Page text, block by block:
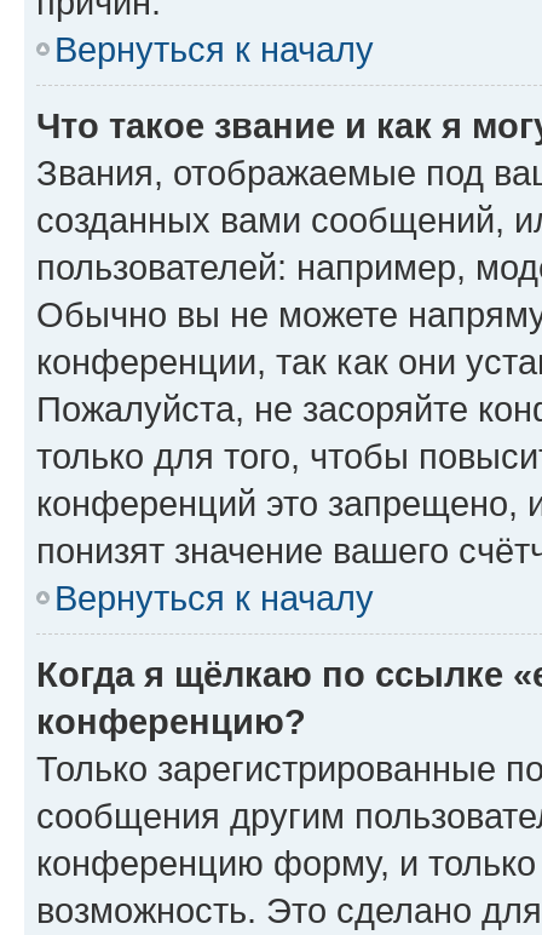
Вернуться к началу
Что такое звание и как я
Звания, отображаемые под
созданных вами сообщений,
пользователей: например,
Обычно вы не можете
конференции, так как они
Пожалуйста, не засоряйте
только для того, чтобы
конференций это запрещено,
понизят значение вашего
Вернуться к началу
Когда я щёлкаю по ссылке
конференцию?
Только зарегистрированные
сообщения другим
конференцию форму, и
возможность. Это сделано